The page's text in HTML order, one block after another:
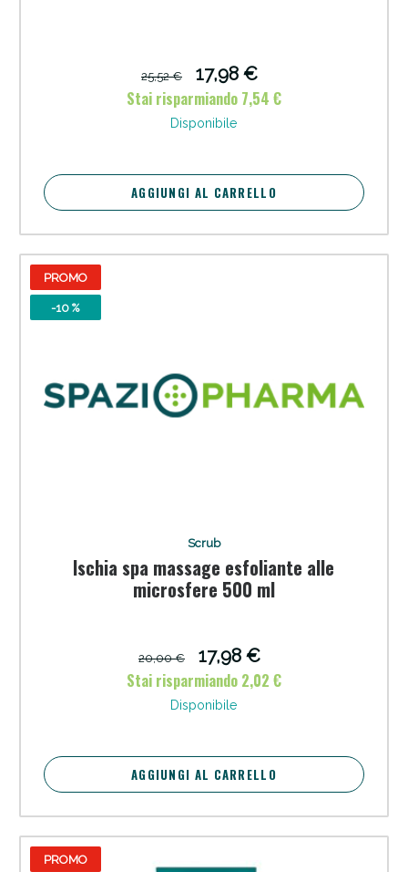
25,52 €
17,98 €
Stai risparmiando 7,54 €
Disponibile
AGGIUNGI AL CARRELLO
PROMO
-10 %
Scrub
Ischia spa massage esfoliante alle
microsfere 500 ml
20,00 €
17,98 €
Stai risparmiando 2,02 €
Disponibile
AGGIUNGI AL CARRELLO
PROMO